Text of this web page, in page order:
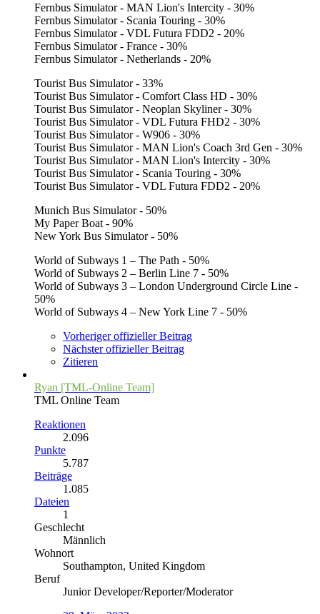
Fernbus Simulator - MAN Lion's Intercity - 30%
Fernbus Simulator - Scania Touring - 30%
Fernbus Simulator - VDL Futura FDD2 - 20%
Fernbus Simulator - France - 30%
Fernbus Simulator - Netherlands - 20%
Tourist Bus Simulator - 33%
Tourist Bus Simulator - Comfort Class HD - 30%
Tourist Bus Simulator - Neoplan Skyliner - 30%
Tourist Bus Simulator - VDL Futura FHD2 - 30%
Tourist Bus Simulator - W906 - 30%
Tourist Bus Simulator - MAN Lion's Coach 3rd Gen - 30%
Tourist Bus Simulator - MAN Lion's Intercity - 30%
Tourist Bus Simulator - Scania Touring - 30%
Tourist Bus Simulator - VDL Futura FDD2 - 20%
Munich Bus Simulator - 50%
My Paper Boat - 90%
New York Bus Simulator - 50%
World of Subways 1 – The Path - 50%
World of Subways 2 – Berlin Line 7 - 50%
World of Subways 3 – London Underground Circle Line -
50%
World of Subways 4 – New York Line 7 - 50%
Vorheriger offizieller Beitrag
Nächster offizieller Beitrag
Zitieren
Ryan [TML-Online Team]
TML Online Team
Reaktionen
2.096
Punkte
5.787
Beiträge
1.085
Dateien
1
Geschlecht
Männlich
Wohnort
Southampton, United Kingdom
Beruf
Junior Developer/Reporter/Moderator